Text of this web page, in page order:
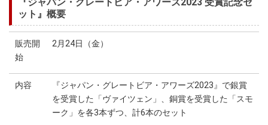
ット』概要
販売開
始
2月24日（金）
内容
『ジャパン・グレートビア・アワーズ2023』で銀賞
を受賞した「ヴァイツェン」、銅賞を受賞した「スモ
ーク」を各3本ずつ、計6本のセット